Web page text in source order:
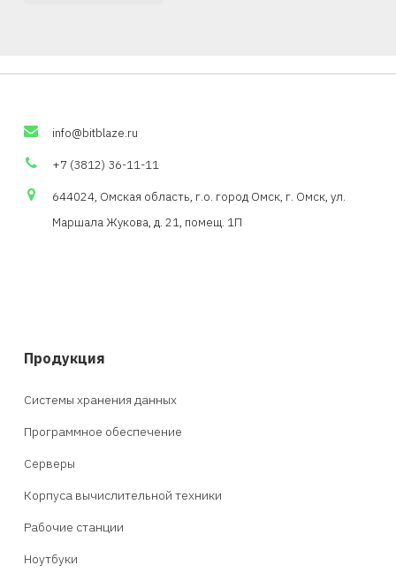
info@bitblaze ru
+7 (3812) 36-11-11
644024, Омская область, г.о . город Омск, г. Омск, ул.
Маршала Жукова, д. 21, помещ . 1П
Продукция
Системы хранения данных
Программное обеспечение
Серверы
Корпуса вычислительной техники
Рабочие станции
Ноутбуки